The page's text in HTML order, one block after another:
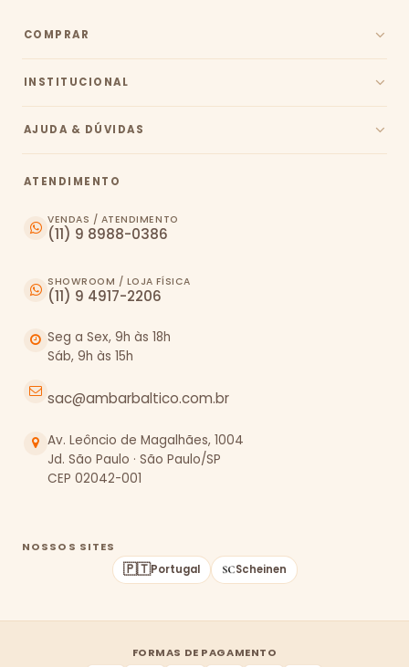
COMPRAR
INSTITUCIONAL
AJUDA & DÚVIDAS
ATENDIMENTO
VENDAS / ATENDIMENTO
(11) 9 8988-0386
SHOWROOM / LOJA FÍSICA
(11) 9 4917-2206
Seg a Sex, 9h às 18h
Sáb, 9h às 15h
sac@ambarbaltico.com.br
Av. Leôncio de Magalhães, 1004
Jd. São Paulo · São Paulo/SP
CEP 02042-001
NOSSOS SITES
🇵🇹Portugal Scheinen
FORMAS DE PAGAMENTO